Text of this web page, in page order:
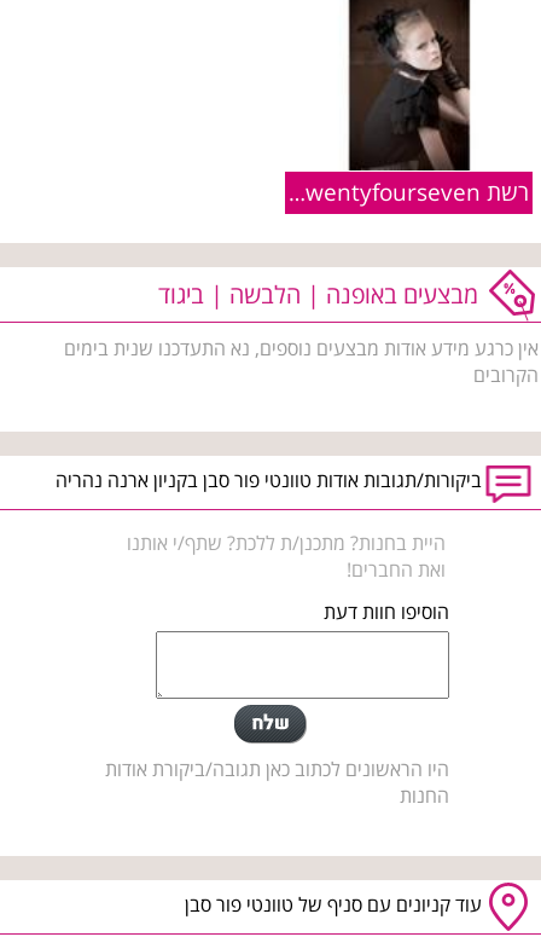
רשת Twentyfourseven :: פריטים מקולקציית חורף 2010/11
מבצעים באופנה | הלבשה | ביגוד
אין כרגע מידע אודות מבצעים נוספים, נא התעדכנו שנית בימים
הקרובים
ביקורות/תגובות אודות טוונטי פור סבן בקניון ארנה נהריה
היית בחנות? מתכנן/ת ללכת? שתף/י אותנו
ואת החברים!
הוסיפו חוות דעת
היו הראשונים לכתוב כאן תגובה/ביקורת אודות
החנות
עוד קניונים עם סניף של טוונטי פור סבן